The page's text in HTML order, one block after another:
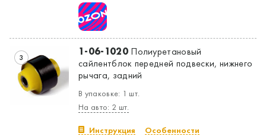
3 1-06-1020Полиуретановый
сайлентблок передней подвески, нижнего
рычага, задний
В упаковке: 1 шт.
На авто: 2 шт.
Инструкция Особенности